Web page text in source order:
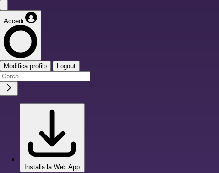
Accedi
Modifica profilo Logout
Installa la Web App